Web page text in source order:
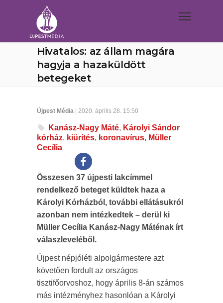
Hivatalos: az állam magára
hagyja a hazaküldött
betegeket
Újpest Média | 2020. április 28. 15:50
Kanász-Nagy Máté, Károlyi Sándor
kórház, kiürítés, koronavírus, Müller
Cecília
Összesen 37 újpesti lakcímmel
rendelkező beteget küldtek haza a
Károlyi Kórházból, további ellátásukról
azonban nem intézkedtek – derül ki
Müller Cecília Kanász-Nagy Máténak írt
válaszleveléből.
Újpest népjóléti alpolgármestere azt
követően fordult az országos
tisztifőorvoshoz, hogy április 8-án számos
más intézményhez hasonlóan a Károlyi